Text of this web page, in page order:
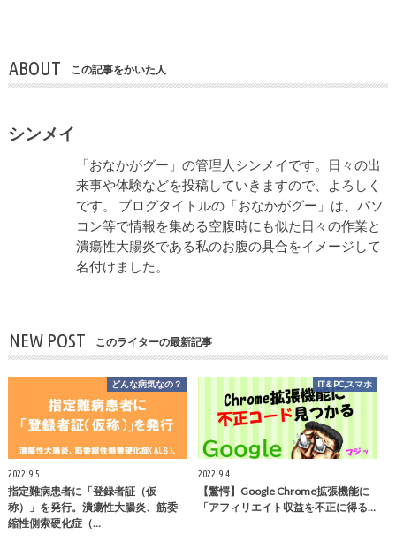
ABOUT この記事をかいた人
シンメイ
「おなかがグー」の管理人シンメイです。日々の出
来事や体験などを投稿していきますので、よろしく
です。 ブログタイトルの「おなかがグー」は、パソ
コン等で情報を集める空腹時にも似た日々の作業と
潰瘍性大腸炎である私のお腹の具合をイメージして
名付けました。
NEW POST このライターの最新記事
どんな病気なの？
2022.9.5
指定難病患者に「登録者証（仮
称）」を発行。潰瘍性大腸炎、筋委
縮性側索硬化症（…
IT＆PC,スマホ
2022.9.4
【驚愕】Google Chrome拡張機能に
「アフィリエイト収益を不正に得る…